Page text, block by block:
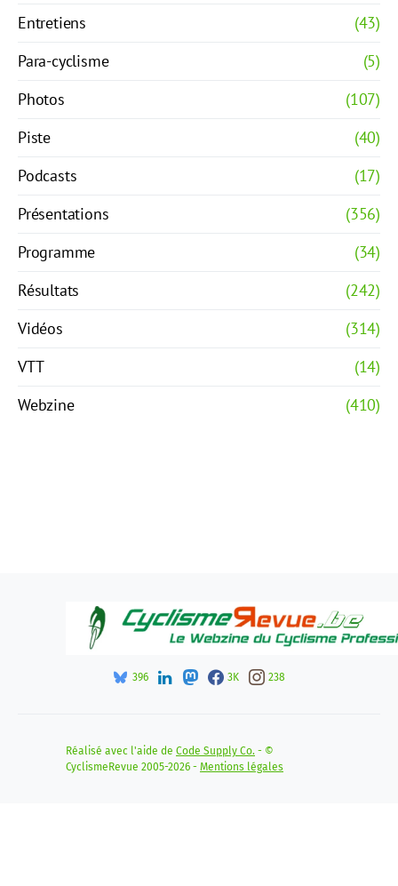
Entretiens
(43)
Para-cyclisme
(5)
Photos
(107)
Piste
(40)
Podcasts
(17)
Présentations
(356)
Programme
(34)
Résultats
(242)
Vidéos
(314)
VTT
(14)
Webzine
(410)
396 3K 238
Réalisé avec l'aide de Code Supply Co. - ©
CyclismeRevue 2005-2026 - Mentions légales